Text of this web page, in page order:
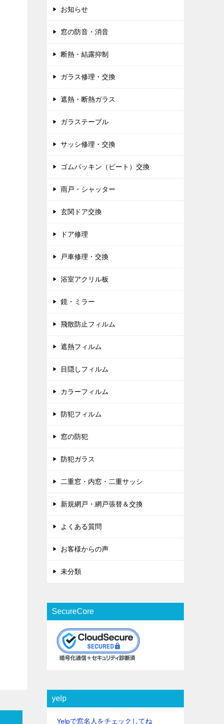
お知らせ
窓の防音・消音
断熱・結露抑制
ガラス修理・交換
遮熱・断熱ガラス
ガラステーブル
サッシ修理・交換
ゴムパッキン（ビート）交換
雨戸・シャッター
玄関ドア交換
ドア修理
戸車修理・交換
浴室アクリル板
鏡・ミラー
飛散防止フィルム
遮熱フィルム
目隠しフィルム
カラーフィルム
防犯フィルム
窓の防犯
防犯ガラス
二重窓・内窓・二重サッシ
新規網戸・網戸張替＆交換
よくある質問
お客様からの声
未分類
SecureCore
yelp
Yelpで窓名人をチェックしてね